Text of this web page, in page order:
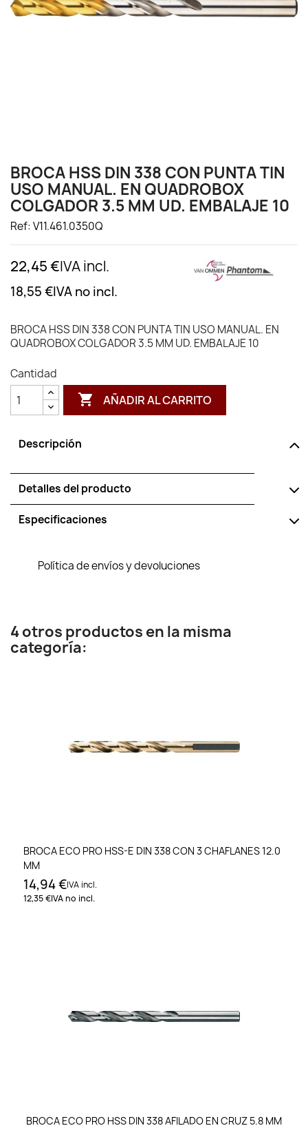
BROCA HSS DIN 338 CON PUNTA TIN
USO MANUAL. EN QUADROBOX
COLGADOR 3.5 MM UD. EMBALAJE 10
Ref: V11.461.0350Q
22,45 €IVA incl.
18,55 €IVA no incl.
BROCA HSS DIN 338 CON PUNTA TIN USO MANUAL. EN
QUADROBOX COLGADOR 3.5 MM UD. EMBALAJE 10
Cantidad
 AÑADIR AL CARRITO
Descripción
Detalles del producto
Especificaciones
Política de envíos y devoluciones
4 otros productos en la misma
categoría:
BROCA ECO PRO HSS-E DIN 338 CON 3 CHAFLANES 12.0
MM
14,94 €IVA incl.
12,35 €IVA no incl.
BROCA ECO PRO HSS DIN 338 AFILADO EN CRUZ 5.8 MM